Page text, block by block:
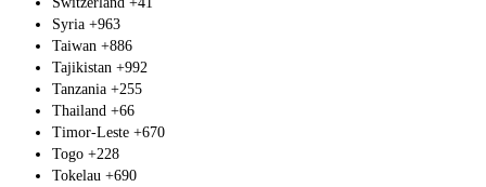
Syria +963
Taiwan +886
Tajikistan +992
Tanzania +255
Thailand +66
Timor-Leste +670
Togo +228
Tokelau +690